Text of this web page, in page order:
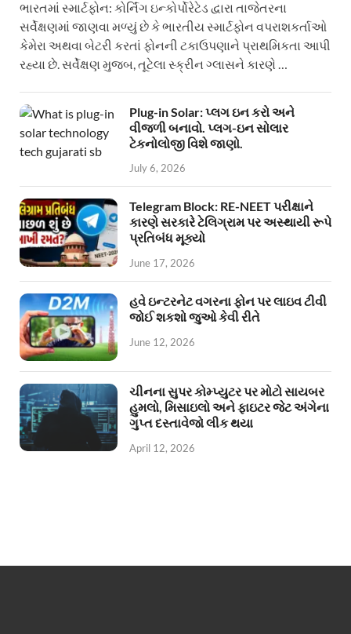
ભારતમાં સ્માર્ટફોન: કોર્નિંગ ઇન્કોર્પોરેટેડ દ્વારા તાજેતરના
સર્વેક્ષણમાં જાણવા મળ્યું છે કે ભારતીય સ્માર્ટફોન વપરાશકર્તાઓ
કેમેરા અથવા બેટરી કરતાં ફોનની ટકાઉપણાને પ્રાથમિકતા આપી
રહ્યા છે. સર્વેક્ષણ મુજબ, તૂટેલા સ્ક્રીન ગ્લાસને કારણે …
Plug-in Solar: પ્લગ ઇન કરો અને
વીજળી બનાવો. પ્લગ-ઇન સોલાર
ટેકનોલોજી વિશે જાણો.
July 6, 2026
Telegram Block: RE-NEET પરીક્ષાને
કારણે સરકારે ટેલિગ્રામ પર અસ્થાયી રૂપે
પ્રતિબંધ મૂક્યો
June 17, 2026
હવે ઇન્ટરનેટ વગરના ફોન પર લાઇવ ટીવી
જોઈ શકશો જુઓ કેવી રીતે
June 12, 2026
ચીનના સુપર કોમ્પ્યુટર પર મોટો સાયબર
હુમલો, મિસાઇલો અને ફાઇટર જેટ અંગેના
ગુપ્ત દસ્તાવેજો લીક થયા
April 12, 2026